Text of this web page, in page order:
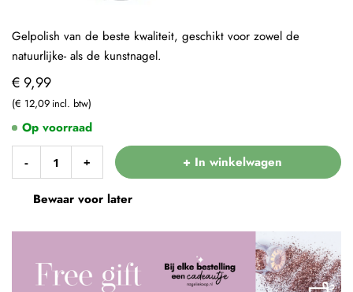
€ 9,99
€ 12,09
- + + In winkelwagen
Bewaar voor later
Op voorraad
Gelpolish van de beste kwaliteit, geschikt voor zowel de
natuurlijke- als de kunstnagel.